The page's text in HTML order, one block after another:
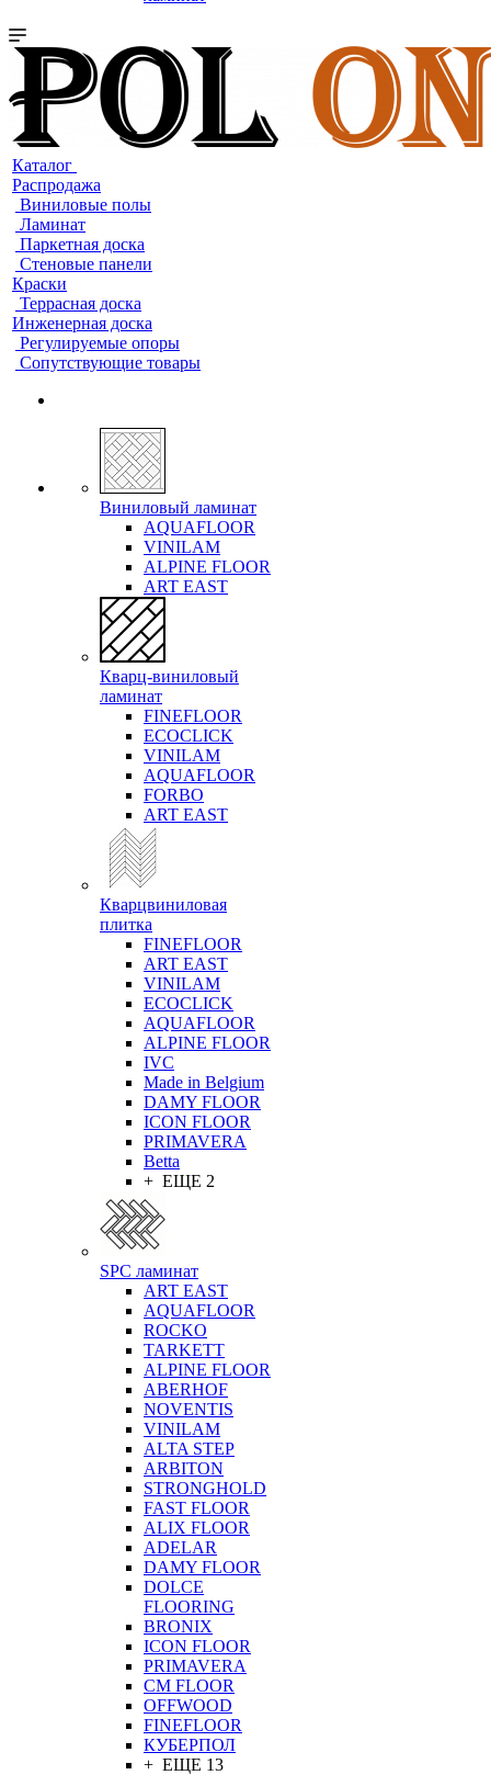
Каталог
Распродажа
Виниловые полы
Ламинат
Паркетная доска
Стеновые панели
Краски
Террасная доска
Инженерная доска
Регулируемые опоры
Сопутствующие товары
Виниловый ламинат
AQUAFLOOR
VINILAM
ALPINE FLOOR
ART EAST
Кварц-виниловый
ламинат
FINEFLOOR
ECOCLICK
VINILAM
AQUAFLOOR
FORBO
ART EAST
Кварцвиниловая
плитка
FINEFLOOR
ART EAST
VINILAM
ECOCLICK
AQUAFLOOR
ALPINE FLOOR
IVC
Made in Belgium
DAMY FLOOR
ICON FLOOR
PRIMAVERA
Betta
+ ЕЩЕ 2
SPC ламинат
ART EAST
AQUAFLOOR
ROCKO
TARKETT
ALPINE FLOOR
ABERHOF
NOVENTIS
VINILAM
ALTA STEP
ARBITON
STRONGHOLD
FAST FLOOR
ALIX FLOOR
ADELAR
DAMY FLOOR
DOLCE
FLOORING
BRONIX
ICON FLOOR
PRIMAVERA
CM FLOOR
OFFWOOD
FINEFLOOR
КУБЕРПОЛ
+ ЕЩЕ 13